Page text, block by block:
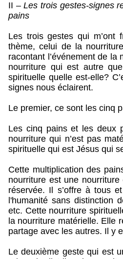
II –Les trois gestes-signes
pains
Les trois gestes qui m’ont
thème, celui de la
racontant l’événement de
nourriture qui est autre
spirituelle quelle est-elle?
signes nous éclairent.
Le premier, ce sont les cinq
Les cinq pains et les deux
nourriture qui n’est pas
spirituelle qui est Jésus qui
Cette multiplication des
nourriture est une nourriture
réservée. Il s’offre à tous
l'humanité sans distinction
etc. Cette nourriture
la nourriture matérielle. Elle
partage avec les autres. Il y
Le deuxième geste qui est